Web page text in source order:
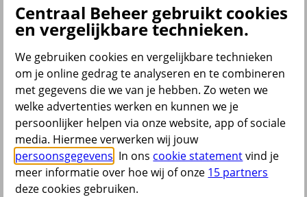
Adviseur
Partner
Dyslexie lettertype
Aan / Uit
Cookies aanpassen
CoBrowsing
Start
Centraal Beheer gebruikt cookies
en vergelijkbare technieken.
We gebruiken cookies en vergelijkbare technieken
om je online gedrag te analyseren en te combineren
met gegevens die we van je hebben. Zo weten we
welke advertenties werken en kunnen we je
persoonlijker helpen via onze website, app of sociale
media. Hiermee verwerken wij jouw
persoonsgegevens . In ons cookie statementvind je
meer informatie over hoe wij of onze 15 partners
deze cookies gebruiken.